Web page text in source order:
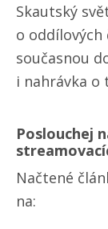
Skautský
o oddílových
současnou
i nahrávka o
Poslouchej
Načtené
na: